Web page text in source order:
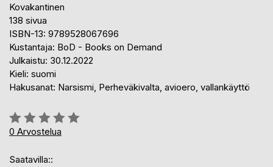
Kovakantinen
138 sivua
ISBN-13: 9789528067696
Kustantaja: BoD - Books on Demand
Julkaistu: 30.12.2022
Kieli: suomi
Hakusanat: Narsismi, Perheväkivalta, avioero, vallankäyttö
Arvostelu::
0%
0 Arvostelua
Saatavilla::